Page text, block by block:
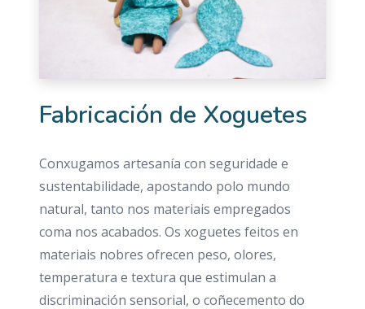
Fabricación de Xoguetes
Conxugamos artesanía con seguridade e
sustentabilidade, apostando polo mundo
natural, tanto nos materiais empregados
coma nos acabados. Os xoguetes feitos en
materiais nobres ofrecen peso, olores,
temperatura e textura que estimulan a
discriminación sensorial, o coñecemento do